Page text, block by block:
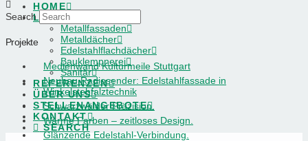
HOME
LEISTUNGEN
Metallfassaden
Metalldächer
Edelstahlflachdächer
Bauklempnerei
Sanitär
REFERENZEN
ÜBER UNS
STELLENANGEBOTE
KONTAKT
SEARCH
Search
Projekte
Medienwand Kulturmeile Stuttgart
Neubau Radiosender: Edelstahlfassade in
Winkelstehfalztechnik
Schwarzwälder Präzision.
Warme Farben – zeitloses Design.
Glänzende Edelstahl-Verbindung.